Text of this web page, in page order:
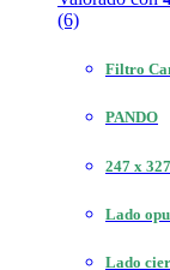
(6)
Filtro
PANDO
247 x
Lado
Lado